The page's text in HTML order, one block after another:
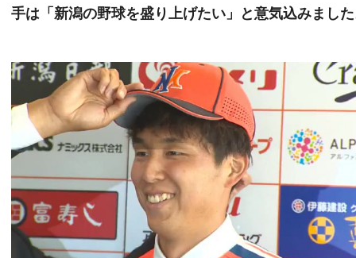
手は「新潟の野球を盛り上げたい」と意気込みまし